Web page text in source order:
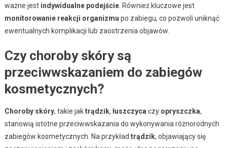
ważne jest indywidualne podejście. Również kluczowe jest
monitorowanie reakcji organizmu po zabiegu, co pozwoli uniknąć
ewentualnych komplikacji lub zaostrzenia objawów.
Czy choroby skóry są
przeciwwskazaniem do zabiegów
kosmetycznych?
Choroby skóry, takie jaktrądzik, łuszczyca czy opryszczka,
stanowią istotne przeciwwskazania do wykonywania różnorodnych
zabiegów kosmetycznych. Na przykład trądzik, objawiający się